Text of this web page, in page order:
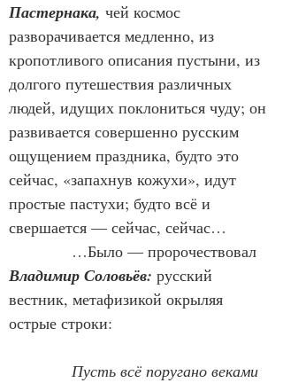
Пастернака, чей космос
разворачивается медленно, из
кропотливого описания пустыни, из
долгого путешествия различных
людей, идущих поклониться чуду; он
развивается совершенно русским
ощущением праздника, будто это
сейчас, «запахнув кожухи», идут
простые пастухи; будто всё и
свершается — сейчас, сейчас…
…Было — пророчествовал
Владимир Соловьёв: русский
вестник, метафизикой окрыляя
острые строки:
Пусть всё поругано веками